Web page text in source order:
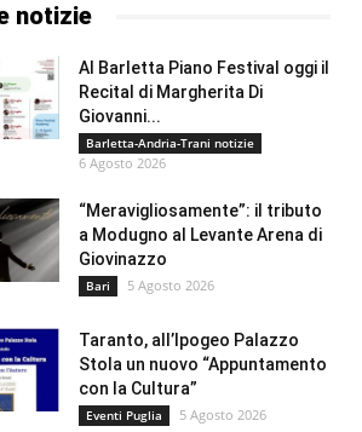
notizie
Al Barletta Piano Festival oggi il
Recital di Margherita Di
Giovanni...
Barletta-Andria-Trani notizie
6 Agosto 2026
“Meravigliosamente”: il tributo
a Modugno al Levante Arena di
Giovinazzo
Bari 5 Agosto 2026
Taranto, all’Ipogeo Palazzo
Stola un nuovo “Appuntamento
con la Cultura”
Eventi Puglia 5 Agosto 2026